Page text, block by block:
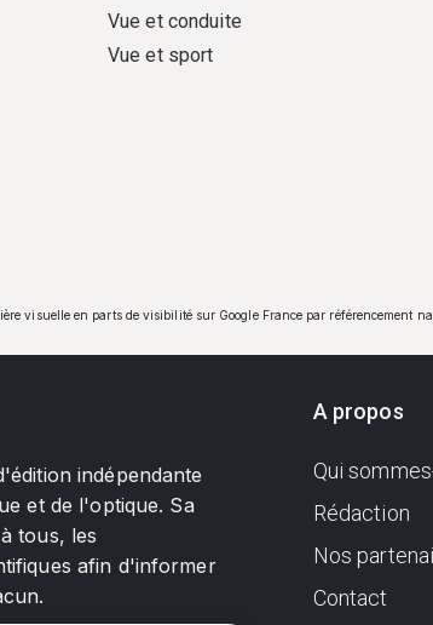
Vue et conduite
Vue et sport
visuelle en parts de visibilité sur Google France par référencement
indépendante
et de l'optique. Sa
tous, les
afin d'informer
A propos
Qui
Rédaction
Nos
Contact